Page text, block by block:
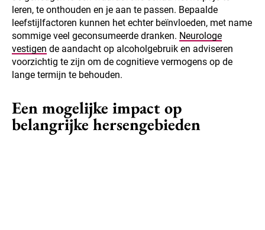
leren, te onthouden en je aan te passen. Bepaalde
leefstijlfactoren kunnen het echter beïnvloeden, met name
sommige veel geconsumeerde dranken. Neurologe
vestigen de aandacht op alcoholgebruik en adviseren
voorzichtig te zijn om de cognitieve vermogens op de
lange termijn te behouden.
Een mogelijke impact op
belangrijke hersengebieden